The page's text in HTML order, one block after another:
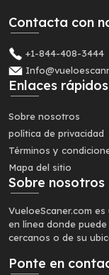
Contacta con
+1-844-408-3444
Enlaces rápidos
Sobre nosotros
política de privacidad
Términos y
Mapa del sitio
Sobre nosotros
VueloeScaner.com
en línea donde
cercanos o de su
Ponte en